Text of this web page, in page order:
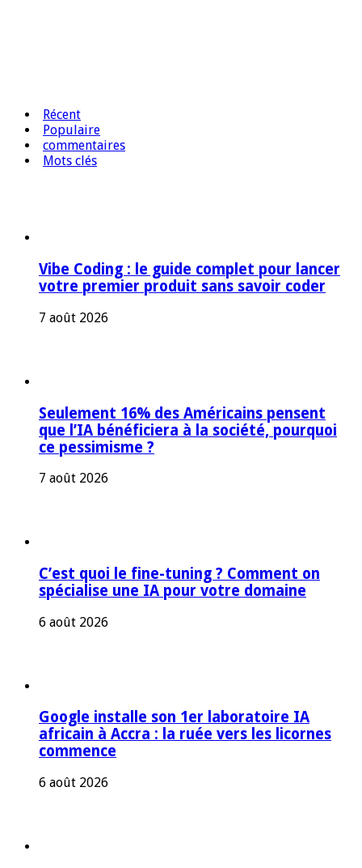
Récent
Populaire
commentaires
Mots clés
Vibe Coding : le guide complet pour lancer
votre premier produit sans savoir coder
7 août 2026
Seulement 16% des Américains pensent
que l’IA bénéficiera à la société, pourquoi
ce pessimisme ?
7 août 2026
C’est quoi le fine-tuning ? Comment on
spécialise une IA pour votre domaine
6 août 2026
Google installe son 1er laboratoire IA
africain à Accra : la ruée vers les licornes
commence
6 août 2026